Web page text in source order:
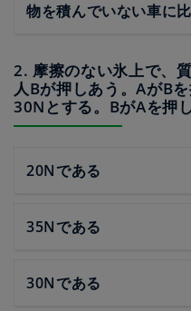
物を積んでいない車に
2. 摩擦のない氷上で、
人Bが押しあう。AがB
30Nとする。BがAを押
20Nである
35Nである
30Nである